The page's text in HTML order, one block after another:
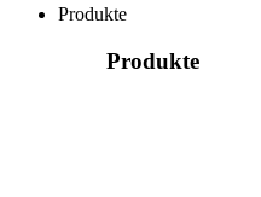
Produkte
Produkte